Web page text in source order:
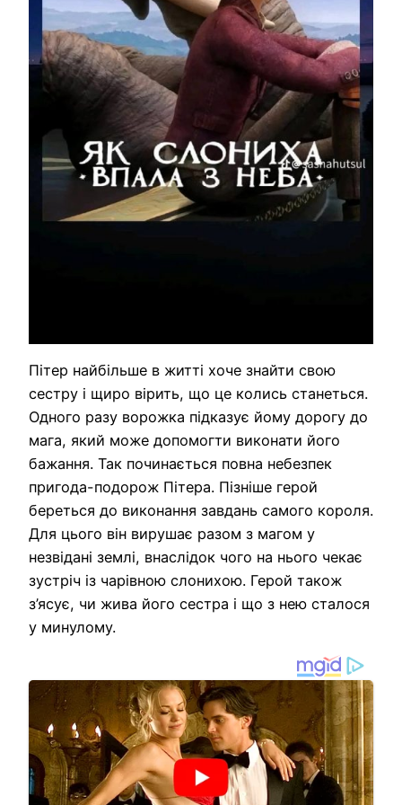
Пітер найбільше в житті хоче знайти свою
сестру і щиро вірить, що це колись станеться.
Одного разу ворожка підказує йому дорогу до
мага, який може допомогти виконати його
бажання. Так починається повна небезпек
пригода-подорож Пітера. Пізніше герой
береться до виконання завдань самого короля.
Для цього він вирушає разом з магом у
незвідані землі, внаслідок чого на нього чекає
зустріч із чарівною слонихою. Герой також
з’ясує, чи жива його сестра і що з нею сталося
у минулому.